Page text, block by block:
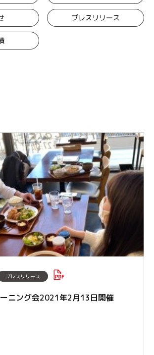
プレスリリース
プレスリリース
ニング会2021年2月13日開催